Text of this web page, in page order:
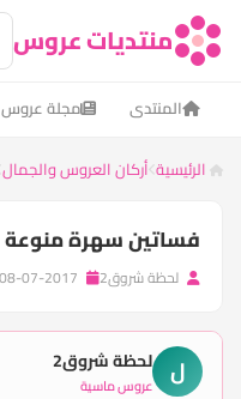
منتديات عروس
المنتدى مجلة عروس
الرئيسية أركان العروس والجمال
فساتين سهرة منوعة
لحظة شروق2
ل لحظة شروق2
عروس ماسية